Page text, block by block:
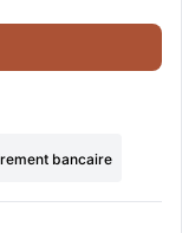
bancaire